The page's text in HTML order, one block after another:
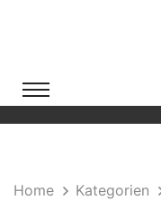
Home Kategorien